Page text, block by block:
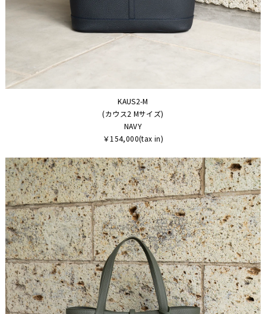
KAUS2-M
(カウス2 Mサイズ)
NAVY
￥154,000(tax in)